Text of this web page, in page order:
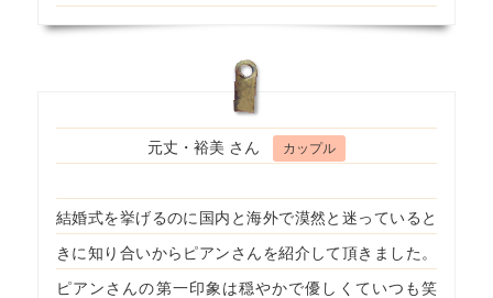
元丈・裕美 さん カップル
結婚式を挙げるのに国内と海外で漠然と迷っていると
きに知り合いからピアンさんを紹介して頂きました。
ピアンさんの第一印象は穏やかで優しくていつも笑